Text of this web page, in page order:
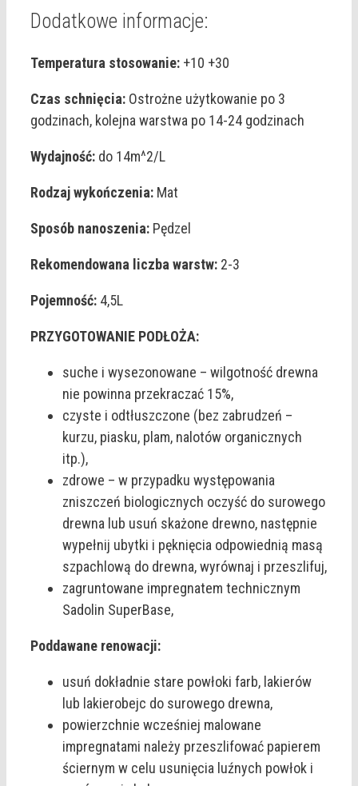
Dodatkowe informacje:
Temperatura stosowanie: +10 +30
Czas schnięcia: Ostrożne użytkowanie po 3
godzinach, kolejna warstwa po 14-24 godzinach
Wydajność: do 14m^2/L
Rodzaj wykończenia: Mat
Sposób nanoszenia: Pędzel
Rekomendowana liczba warstw: 2-3
Pojemność: 4,5L
PRZYGOTOWANIE PODŁOŻA:
suche i wysezonowane – wilgotność drewna
nie powinna przekraczać 15%,
czyste i odtłuszczone (bez zabrudzeń –
kurzu, piasku, plam, nalotów organicznych
itp.),
zdrowe – w przypadku występowania
zniszczeń biologicznych oczyść do surowego
drewna lub usuń skażone drewno, następnie
wypełnij ubytki i pęknięcia odpowiednią masą
szpachlową do drewna, wyrównaj i przeszlifuj,
zagruntowane impregnatem technicznym
Sadolin SuperBase,
Poddawane renowacji:
usuń dokładnie stare powłoki farb, lakierów
lub lakierobejc do surowego drewna,
powierzchnie wcześniej malowane
impregnatami należy przeszlifować papierem
ściernym w celu usunięcia luźnych powłok i